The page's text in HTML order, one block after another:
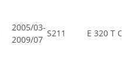
2005/03-
2009/07
S211 E 320 T CDI